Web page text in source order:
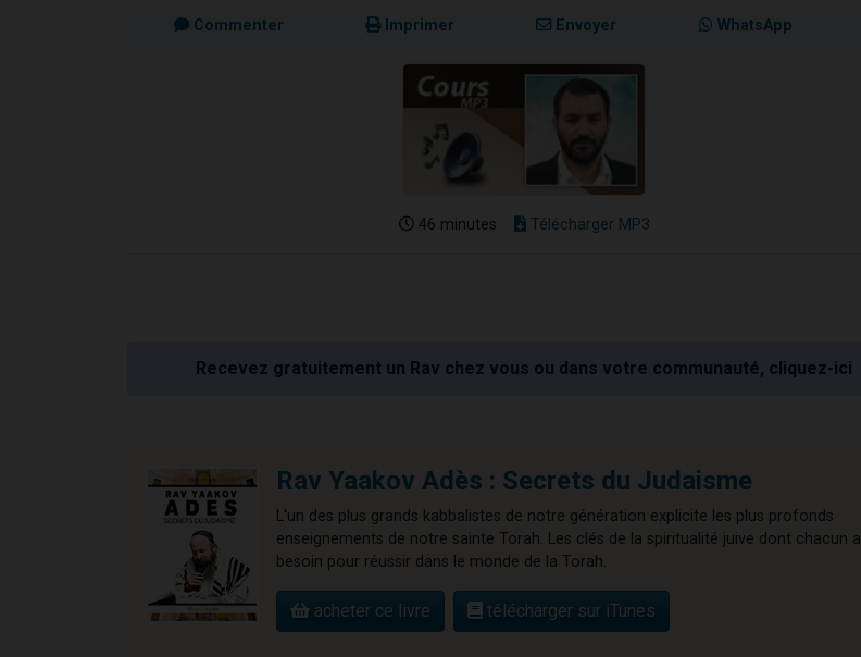
Commenter Imprimer Envoyer WhatsApp
46 minutes Télécharger MP3
Recevez gratuitement un Rav chez vous ou dans votre communauté, cliquez-ici
Rav Yaakov Adès : Secrets du Judaisme
L'un des plus grands kabbalistes de notre génération explicite les plus profonds
enseignements de notre sainte Torah. Les clés de la spiritualité juive dont chacun a
besoin pour réussir dans le monde de la Torah.
acheter ce livre télécharger sur iTunes